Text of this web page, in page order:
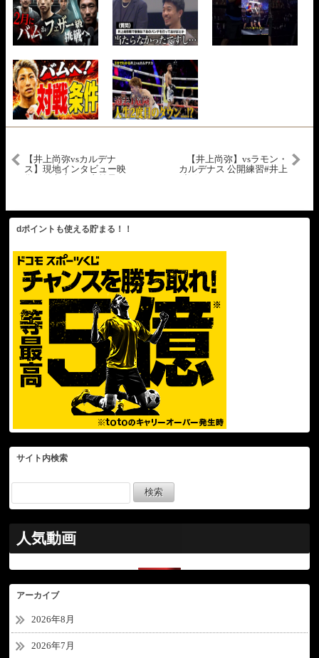
【井上尚弥vsカルデナ
ス】現地インタビュー映
【井上尚弥】vsラモン・
カルデナス 公開練習#井上
dポイントも使える貯まる！！
サイト内検索
人気動画
アーカイブ
2026年8月
2026年7月